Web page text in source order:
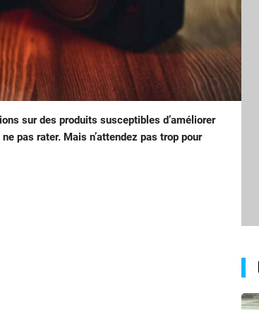
sur des produits susceptibles d’améliorer
pas rater. Mais n’attendez pas trop pour